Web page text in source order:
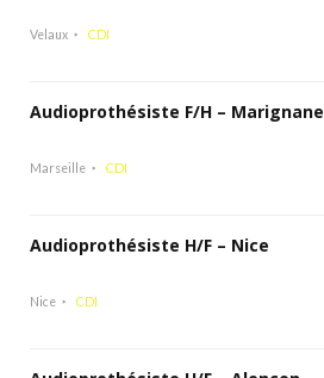
Velaux CDI
Audioprothésiste F/H – Marignane
Marseille CDI
Audioprothésiste H/F – Nice
Nice CDI